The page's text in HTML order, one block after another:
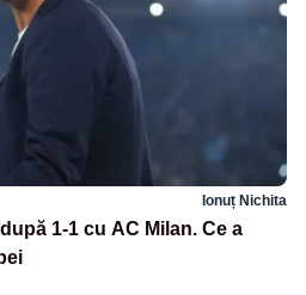
Ionuț Nichita
1-1 cu AC Milan. Ce a